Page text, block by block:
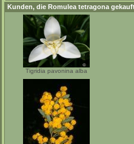
Kunden, die Romulea tetragona
Tigridia pavonina alba